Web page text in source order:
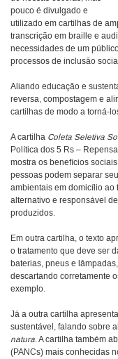
pouco é divulgado e
utilizado em cartilhas de
transcrição em braille e
necessidades de um
processos de inclusão
Aliando educação e
reversa, compostagem e
cartilhas de modo a torná-
A cartilha Coleta Seletiva
Política dos 5 Rs –
mostra os benefícios
pessoas podem separar
ambientais em domicílio ao
alternativo e responsável
produzidos.
Em outra cartilha, o texto
o tratamento que deve ser
baterias, pneus e
descartando corretamente
exemplo.
Já a outra cartilha
sustentável, falando sobre
natura. A cartilha também
(PANCs) mais conhecidas